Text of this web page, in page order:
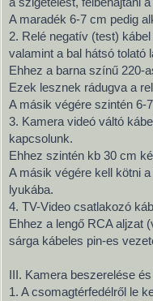
A maradék 6-7 cm pedig
2. Relé negatív (test)
valamint a bal hátsó tolató
Ehhez a barna színű 220-
Ezek lesznek rádugva a
A másik végére szintén 6-
3. Kamera videó váltó
kapcsolunk.
Ehhez szintén kb 30 cm
A másik végére kell kötni
lyukába.
4. TV-Video csatlakozó
Ehhez a lengő RCA aljzat
sárga kábeles pin-es
III. Kamera beszerelése
1. A csomagtérfedélről le